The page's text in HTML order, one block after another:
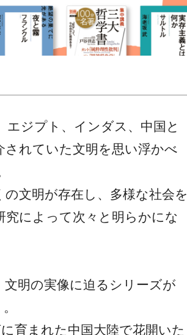
ジプト、インダス、中国と
されていた文明を思い浮かべ
文明が存在し、多様な社会を
究によって次々と明らかにな
明の実像に迫るシリーズが
育まれた中国大陸で花開いた